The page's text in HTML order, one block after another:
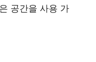
공간을 사용 가